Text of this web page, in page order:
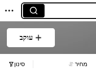
עוקב
מחיר סינון